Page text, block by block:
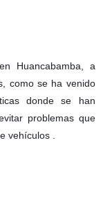
Huancabamba, a
como se ha venido
donde se han
problemas que
vehículos .